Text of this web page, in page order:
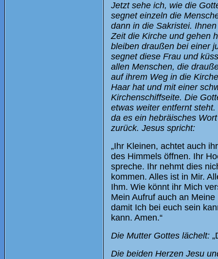
Jetzt sehe ich, wie die
segnet einzeln die
dann in die Sakristei.
Zeit die Kirche und gehen
bleiben draußen bei einer
segnet diese Frau und
allen Menschen, die
auf ihrem Weg in die
Haar hat und mit einer
Kirchenschiffseite. Die
etwas weiter entfernt
da es ein hebräisches
zurück. Jesus spricht:
„Ihr Kleinen, achtet auch
des Himmels öffnen. Ihr
spreche. Ihr nehmt dies
kommen. Alles ist in Mir.
Ihm. Wie könnt ihr Mich
Mein Aufruf auch an
damit Ich bei euch sein
kann. Amen.“
Die Mutter Gottes lächelt:
Die beiden Herzen Jesu